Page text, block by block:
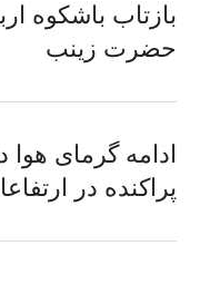
بازتاب باشکوه
حضرت زینب
ادامه گرمای هوا
پراکنده در